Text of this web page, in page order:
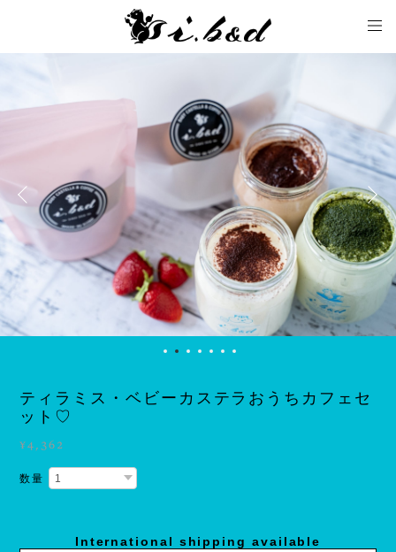
ティラミス・ベビーカステラおうちカフェセ
ット♡
¥4,362
数量
International shipping available